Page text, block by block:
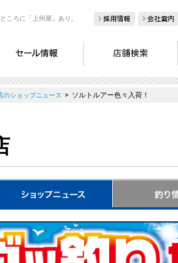
ころに「上州屋」あり。
のショップニュース > ソルトルアー色々入荷！